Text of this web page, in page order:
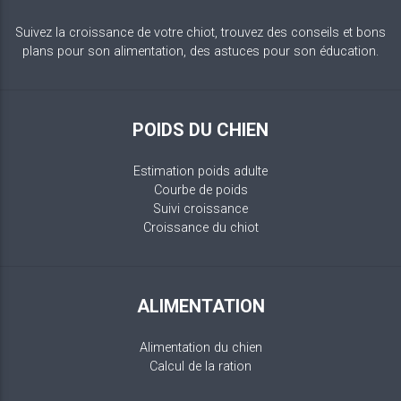
Suivez la croissance de votre chiot, trouvez des conseils et bons
plans pour son alimentation, des astuces pour son éducation.
POIDS DU CHIEN
Estimation poids adulte
Courbe de poids
Suivi croissance
Croissance du chiot
ALIMENTATION
Alimentation du chien
Calcul de la ration